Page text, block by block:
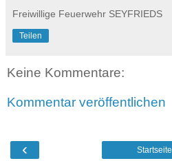
Freiwillige Feuerwehr SEYFRIEDS
Teilen
Keine Kommentare:
Kommentar veröffentlichen
‹ Startseite